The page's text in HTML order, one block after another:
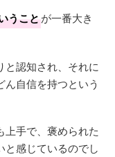
うことが一番大き
と認知され、それに
自信を持つという
上手で、褒められた
と感じているのでし